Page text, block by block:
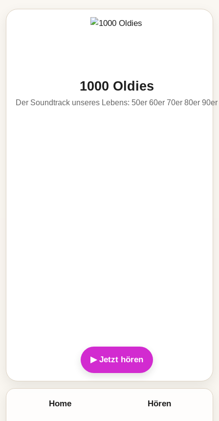
1000 Oldies
Der Soundtrack unseres Lebens: 50er 60er 70er 80er 90er
▶ Jetzt hören
Home Hören